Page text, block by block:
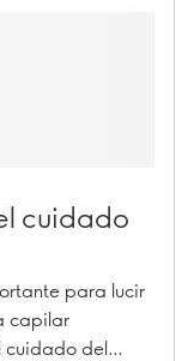
el cabello,
cabelludo para
cuidado
para lucir
capilar
cuidado del